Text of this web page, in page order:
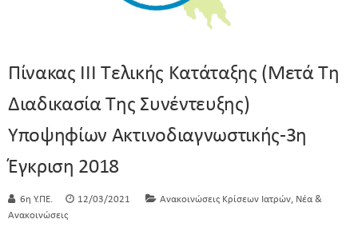
Πίνακας ΙΙΙ Τελικής Κατάταξης (μετά Τη
Διαδικασία Της Συνέντευξης)
Υποψηφίων Ακτινοδιαγνωστικής-3η
Έγκριση 2018
6η Υ.ΠΕ. 12/03/2021 Ανακοινώσεις Κρίσεων Ιατρών, Νέα &
Ανακοινώσεις